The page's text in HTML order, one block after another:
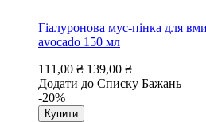
Гіалуронова мус-пінка для
avocado 150 мл
111,00 ₴ 139,00 ₴
Додати до Списку Бажань
-20%
Купити